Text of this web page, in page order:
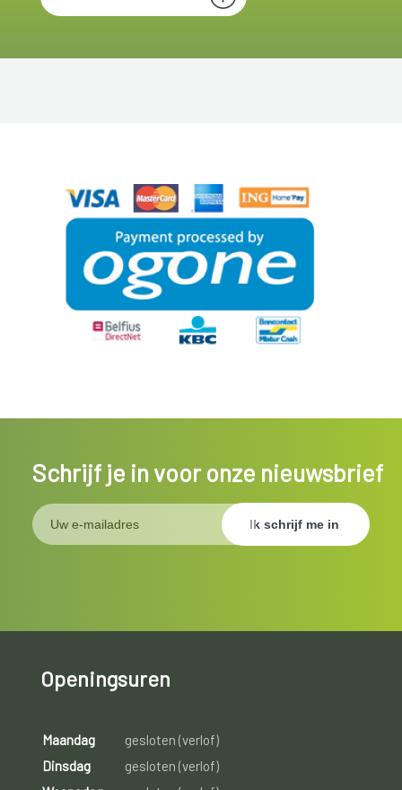
Schrijf je in voor onze nieuwsbrief
Openingsuren
Maandag
gesloten (verlof)
Dinsdag
gesloten (verlof)